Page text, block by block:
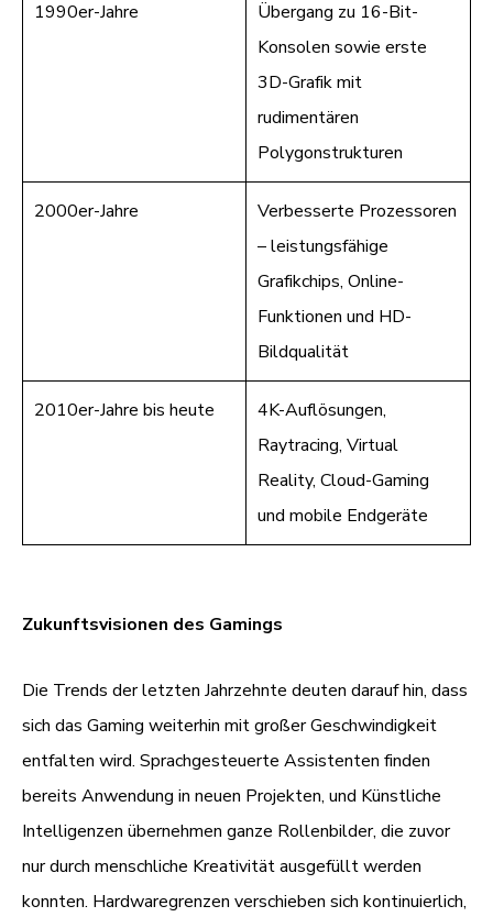
1990er-Jahre
Übergang zu 16-Bit-
Konsolen sowie erste
3D-Grafik mit
rudimentären
Polygonstrukturen
2000er-Jahre
Verbesserte Prozessoren
– leistungsfähige
Grafikchips, Online-
Funktionen und HD-
Bildqualität
2010er-Jahre bis heute
4K-Auflösungen,
Raytracing, Virtual
Reality, Cloud-Gaming
und mobile Endgeräte
Zukunftsvisionen des Gamings
Die Trends der letzten Jahrzehnte deuten darauf hin, dass
sich das Gaming weiterhin mit großer Geschwindigkeit
entfalten wird. Sprachgesteuerte Assistenten finden
bereits Anwendung in neuen Projekten, und Künstliche
Intelligenzen übernehmen ganze Rollenbilder, die zuvor
nur durch menschliche Kreativität ausgefüllt werden
konnten. Hardwaregrenzen verschieben sich kontinuierlich,